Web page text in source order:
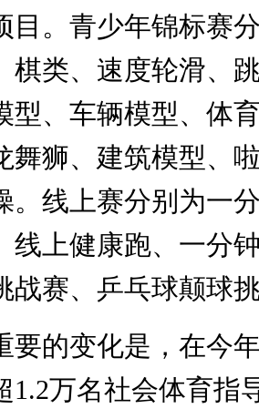
目。青少年锦标赛
棋类、速度轮滑、
型、车辆模型、体
舞狮、建筑模型、
。线上赛分别为一
线上健康跑、一分
战赛、乒乓球颠球
的变化是，在今年
1.2万名社会体育指